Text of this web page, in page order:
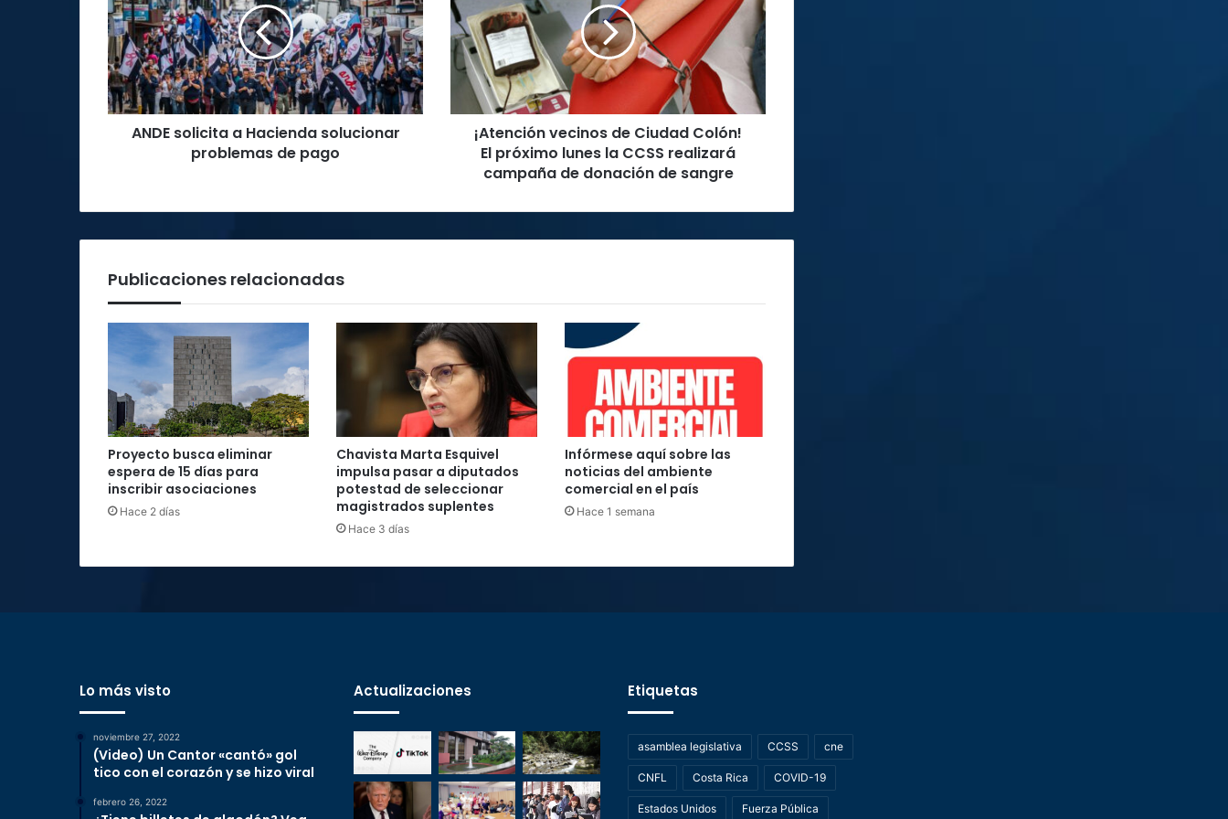
Hacienda
solucionar
problemas
de
pago
ANDE solicita a Hacienda solucionar
problemas de pago
Ciudad
Colón!
El
próximo
lunes
la
CCSS
realizará
campaña
donación
¡Atención vecinos de Ciudad Colón!
El próximo lunes la CCSS realizará
campaña de donación de sangre
Publicaciones relacionadas
Proyecto busca eliminar
espera de 15 días para
inscribir asociaciones
Hace 2 días
Chavista Marta Esquivel
impulsa pasar a diputados
potestad de seleccionar
magistrados suplentes
Hace 3 días
Infórmese aquí sobre las
noticias del ambiente
comercial en el país
Hace 1 semana
Lo más visto
noviembre 27, 2022
(Video) Un Cantor «cantó» gol
tico con el corazón y se hizo viral
febrero 26, 2022
Actualizaciones Etiquetas
asamblea legislativa CCSS cne
CNFL Costa Rica COVID-19
Estados Unidos Fuerza Pública